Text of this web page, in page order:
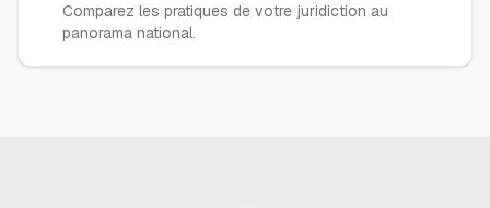
Comparez les pratiques de votre juridiction au
panorama national.